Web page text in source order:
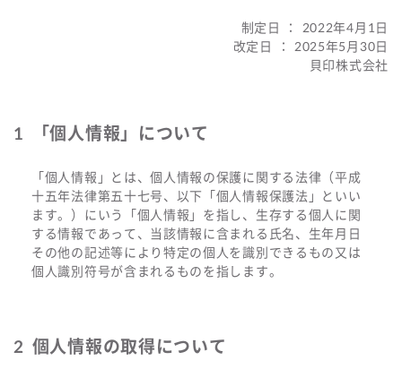
制定日 ： 2022年4月1日
改定日 ： 2025年5月30日
貝印株式会社
「個人情報」について
「個人情報」とは、個人情報の保護に関する法律（平成
十五年法律第五十七号、以下「個人情報保護法」といい
ます。）にいう「個人情報」を指し、生存する個人に関
する情報であって、当該情報に含まれる氏名、生年月日
その他の記述等により特定の個人を識別できるもの又は
個人識別符号が含まれるものを指します。
個人情報の取得について